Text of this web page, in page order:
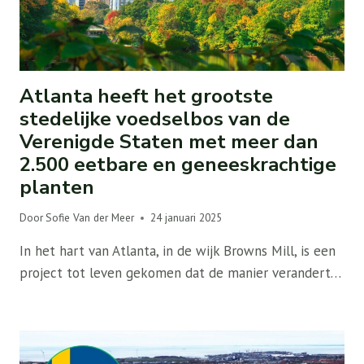
Atlanta heeft het grootste
stedelijke voedselbos van de
Verenigde Staten met meer dan
2.500 eetbare en geneeskrachtige
planten
DoorSofie Van der Meer 24 januari 2025
In het hart van Atlanta, in de wijk Browns Mill, is een
project tot leven gekomen dat de manier verandert…